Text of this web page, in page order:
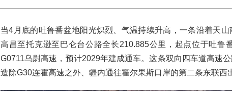
当4月底的吐鲁番盆地阳光炽烈、气温持续升高，一条沿着天
高昌至托克逊至巴仑台公路全长210.885公里，起点位于吐鲁
G0711乌尉高速，预计2029年建成通车。这条双向四车道高速
造除G30连霍高速之外、疆内通往霍尔果斯口岸的第二条东联西